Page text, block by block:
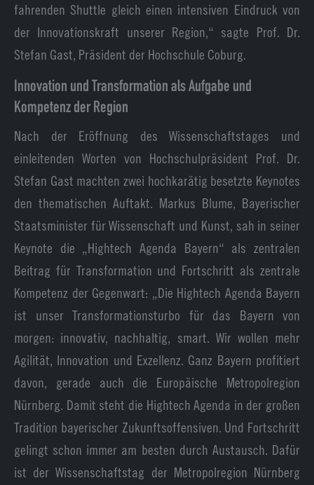
fahrenden Shuttle gleich einen intensiven Eindruck von
der Innovationskraft unserer Region,“ sagte Prof. Dr.
Stefan Gast, Präsident der Hochschule Coburg.
Innovation und Transformation als Aufgabe und
Kompetenz der Region
Nach der Eröffnung des Wissenschaftstages und
einleitenden Worten von Hochschulpräsident Prof. Dr.
Stefan Gast machten zwei hochkarätig besetzte Keynotes
den thematischen Auftakt. Markus Blume, Bayerischer
Staatsminister für Wissenschaft und Kunst, sah in seiner
Keynote die „Hightech Agenda Bayern“ als zentralen
Beitrag für Transformation und Fortschritt als zentrale
Kompetenz der Gegenwart: „Die Hightech Agenda Bayern
ist unser Transformationsturbo für das Bayern von
morgen: innovativ, nachhaltig, smart. Wir wollen mehr
Agilität, Innovation und Exzellenz. Ganz Bayern profitiert
davon, gerade auch die Europäische Metropolregion
Nürnberg. Damit steht die Hightech Agenda in der großen
Tradition bayerischer Zukunftsoffensiven. Und Fortschritt
gelingt schon immer am besten durch Austausch. Dafür
ist der Wissenschaftstag der Metropolregion Nürnberg